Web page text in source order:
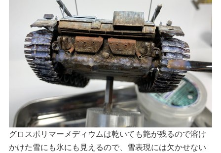
グロスポリマーメディウムは乾いても艶が残るので溶け
かけた雪にも氷にも見えるので、雪表現には欠かせない